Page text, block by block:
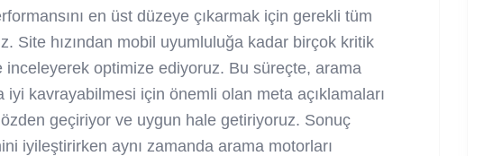
en üst düzeye çıkarmak için gerekli tüm
Site hızından mobil uyumluluğa kadar birçok kritik
inceleyerek optimize ediyoruz. Bu süreçte, arama
iyi kavrayabilmesi için önemli olan meta açıklamaları
geçiriyor ve uygun hale getiriyoruz. Sonuç
iyileştirirken aynı zamanda arama motorları